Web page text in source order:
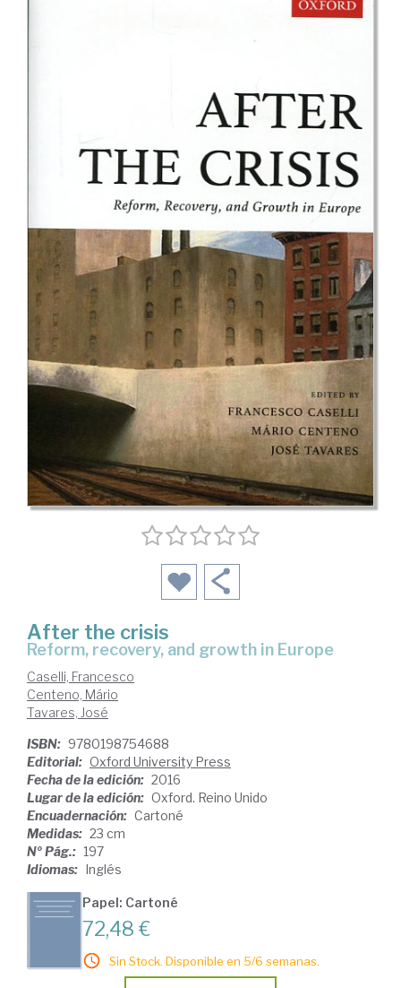
After the crisis
reform, recovery, and growth in Europe
Caselli, Francesco
Centeno, Mário
Tavares, José
ISBN: 9780198754688
Editorial: Oxford University Press
Fecha de la edición: 2016
Lugar de la edición: Oxford. Reino Unido
Encuadernación: Cartoné
Medidas: 23 cm
Nº Pág.: 197
Idiomas: Inglés
Papel: Cartoné
72,48 €
Sin Stock. Disponible en 5/6 semanas.